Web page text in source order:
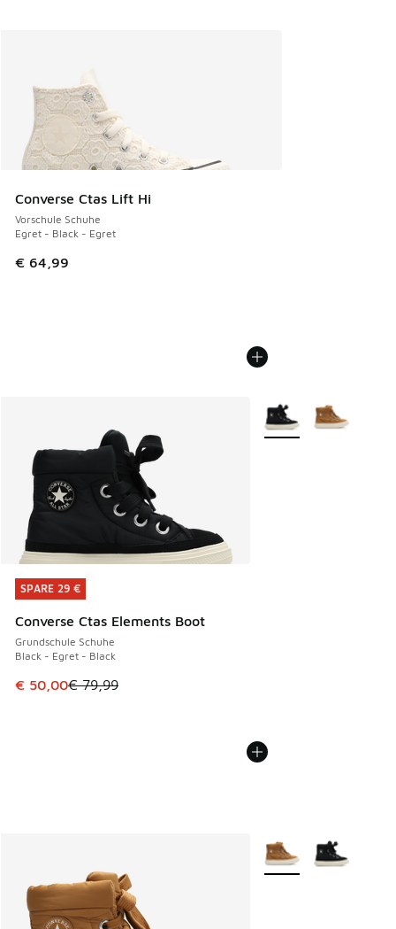
Converse Ctas Lift Hi
Vorschule Schuhe
Egret - Black - Egret
€ 64,99
SPARE 29 €
Converse Ctas Elements Boot
Grundschule Schuhe
Black - Egret - Black
Dieser Artikel ist im Sale. Der Preis ist von € 79,99 auf €
€ 50,00€ 79,99
SPARE 29 €
Weitere Farben
Weitere Farben